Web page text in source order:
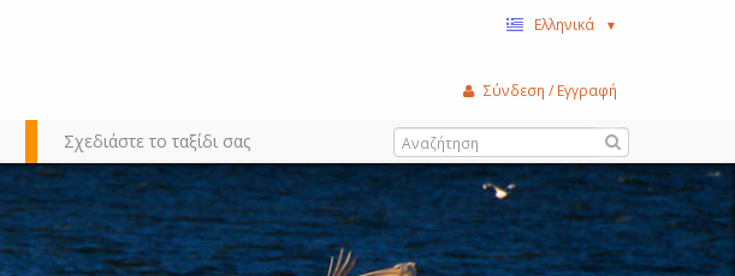
Ελληνικά ▼
Σχεδιάστε το ταξίδι σας
Σύνδεση / Εγγραφή